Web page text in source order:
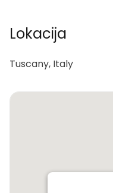
Lokacija
Tuscany, Italy